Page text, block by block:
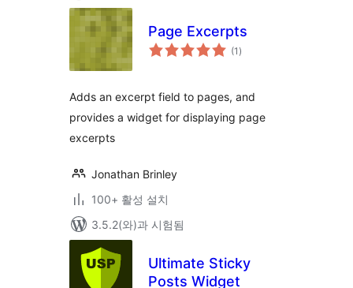
Page Excerpts
(1 전
체)
Adds an excerpt field to pages, and
provides a widget for displaying page
excerpts
Jonathan Brinley
100+ 활성 설치
3.5.2(와)과 시험됨
Ultimate Sticky
Posts Widget